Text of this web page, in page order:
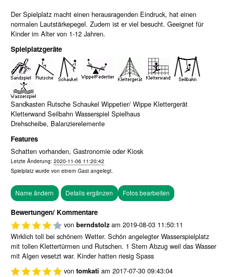
Der Spielplatz macht einen herausragenden Eindruck, hat einen
normalen Lautstärkepegel. Zudem ist er viel besucht. Geeignet für
Kinder im Alter von 1-12 Jahren.
Spielplatzgeräte
Sandkasten Rutsche Schaukel Wippetier/ Wippe Klettergerät
Kletterwand Seilbahn Wasserspiel Spielhaus
Drehscheibe, Balanzierelemente
Features
Schatten vorhanden, Gastronomie oder Kiosk
Letzte Änderung: 2020-11-06 11:20:42
Spielplatz wurde von einem Gast angelegt.
Fotos bearbeiten
Bewertungen/ Kommentare
von berndstolz am 2019-08-03 11:50:11
Wirklich toll bei schönem Wetter. Schön angelegter Wasserspielplatz
mit tollen Klettertürmen und Rutschen. 1 Stern Abzug weil das Wasser
mit Algen vesetzt war. Kinder hatten riesig Spass
von tomkati am 2017-07-30 09:43:04